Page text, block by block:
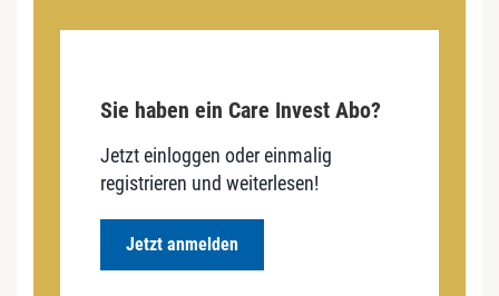
Sie haben ein Care Invest Abo?
Jetzt einloggen oder einmalig
registrieren und weiterlesen!
Jetzt anmelden